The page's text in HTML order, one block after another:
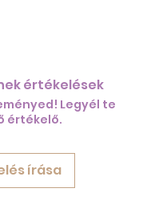
a lime, a
és az
harmonikus
friss és
rendelkezik.
virágos illatok
értékelések
Legyél te
értékelő.
írása